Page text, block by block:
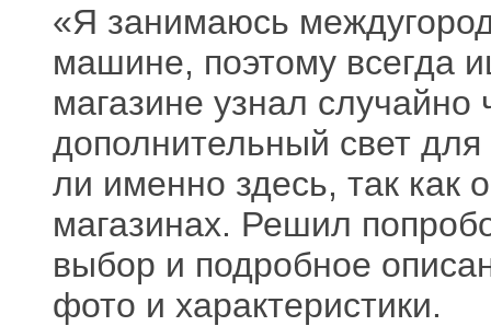
«Я занимаюсь
машине, поэтому всегда
магазине узнал случайно
дополнительный свет
ли именно здесь, так как
магазинах. Решил
выбор и подробное
фото и характеристики.